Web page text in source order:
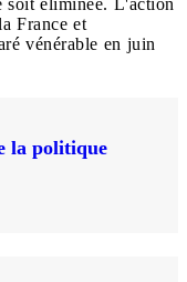
soit éliminée. L'action
France et
vénérable en juin
la politique